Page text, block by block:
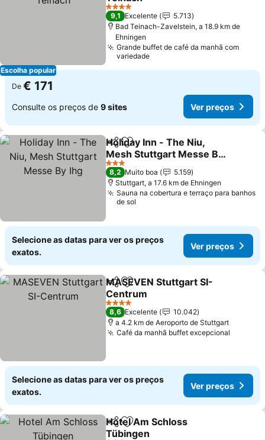
Escolha popular
4 Estrelas
9,1 Excelente
5.713
Bad Teinach-Zavelstein, a 18.9 km de
Ehningen
Grande buffet de café da manhã com
variedade
De € 171
Consulte os preços de 9 sites Ver preços
PartilharAdicionar aos favoritos
Holiday Inn - The Niu,
Mesh Stuttgart Messe By
Ihg
3 Estrelas
8,2 Muito boa
5.159
Stuttgart, a 17.6 km de Ehningen
Sauna na cobertura e terraço para banhos
de sol
Selecione as datas para ver os preços
exatos.
Ver preços
PartilharAdicionar aos favoritos
MASEVEN Stuttgart SI-
Centrum
4 Estrelas
8,6 Excelente
10.042
a 4.2 km de Aeroporto de Stuttgart
Café da manhã buffet excepcional
Selecione as datas para ver os preços
exatos.
Ver preços
PartilharAdicionar aos favoritos
Hotel Am Schloss
Tübingen